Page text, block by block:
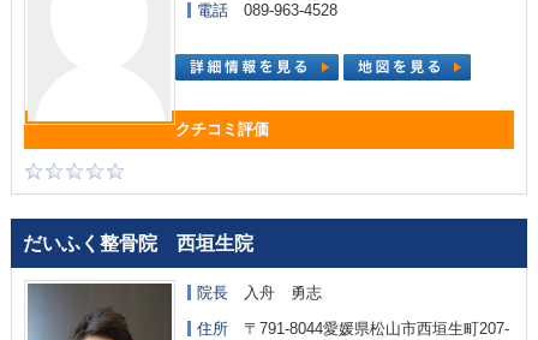
電話089-963-4528
だいふく整骨院 西垣生院
院長入舟 勇志
住所〒791-8044愛媛県松山市西垣生町207-